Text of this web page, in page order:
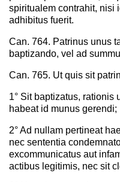
spiritualem contrahit, nisi
adhibitus fuerit.
Can. 764. Patrinus unus
baptizando, vel ad
Can. 765. Ut quis sit
1° Sit baptizatus, rationis
habeat id munus gerendi;
2° Ad nullam pertineat
nec sententia
excommunicatus aut
actibus legitimis, nec sit